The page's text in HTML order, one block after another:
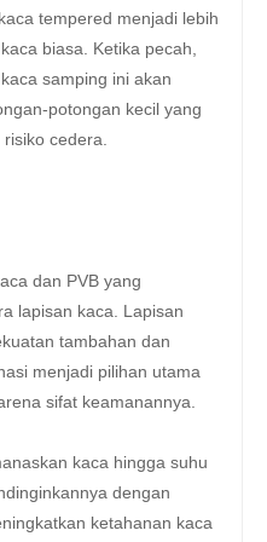
tempered menjadi lebih
biasa. Ketika pecah,
samping ini akan
potongan kecil yang
cedera.
dan PVB yang
lapisan kaca. Lapisan
tambahan dan
menjadi pilihan utama
sifat keamanannya.
kaca hingga suhu
dengan
ketahanan kaca